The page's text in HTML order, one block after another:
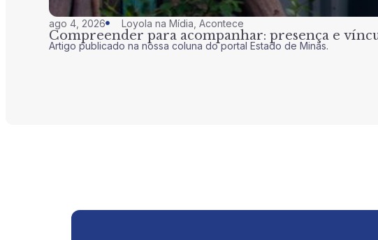
ago 4, 2026 Loyola na Mídia Acontece
Compreender para acompanhar: presença e
Artigo publicado na nossa coluna do portal Estado de Minas.